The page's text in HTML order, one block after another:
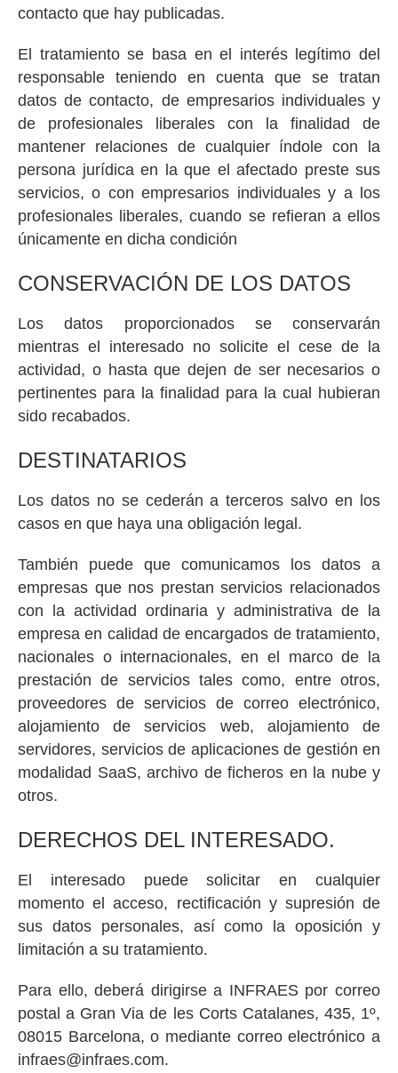
contacto que hay publicadas.
El tratamiento se basa en el interés legítimo del
responsable teniendo en cuenta que se tratan
datos de contacto, de empresarios individuales y
de profesionales liberales con la finalidad de
mantener relaciones de cualquier índole con la
persona jurídica en la que el afectado preste sus
servicios, o con empresarios individuales y a los
profesionales liberales, cuando se refieran a ellos
únicamente en dicha condición
CONSERVACIÓN DE LOS DATOS
Los datos proporcionados se conservarán
mientras el interesado no solicite el cese de la
actividad, o hasta que dejen de ser necesarios o
pertinentes para la finalidad para la cual hubieran
sido recabados.
DESTINATARIOS
Los datos no se cederán a terceros salvo en los
casos en que haya una obligación legal.
También puede que comunicamos los datos a
empresas que nos prestan servicios relacionados
con la actividad ordinaria y administrativa de la
empresa en calidad de encargados de tratamiento,
nacionales o internacionales, en el marco de la
prestación de servicios tales como, entre otros,
proveedores de servicios de correo electrónico,
alojamiento de servicios web, alojamiento de
servidores, servicios de aplicaciones de gestión en
modalidad SaaS, archivo de ficheros en la nube y
otros.
DERECHOS DEL INTERESADO.
El interesado puede solicitar en cualquier
momento el acceso, rectificación y supresión de
sus datos personales, así como la oposición y
limitación a su tratamiento.
Para ello, deberá dirigirse a INFRAES por correo
postal a Gran Via de les Corts Catalanes, 435, 1º,
08015 Barcelona, o mediante correo electrónico a
infraes@infraes.com.